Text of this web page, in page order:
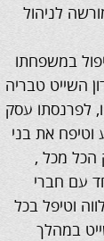
לניהול
במשפחתו
השייט טבריה
לפרנסתו עסק
וטיפח את בני
מכל ,
עם חברי
וטיפל בכל
במהלך